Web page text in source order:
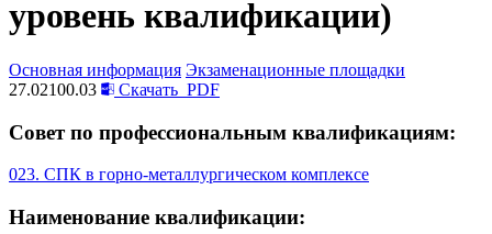
уровень квалификации)
Основная информация Экзаменационные площадки
27.02100.03
Скачать PDF
Совет по профессиональным квалификациям:
023. СПК в горно-металлургическом комплексе
Наименование квалификации: